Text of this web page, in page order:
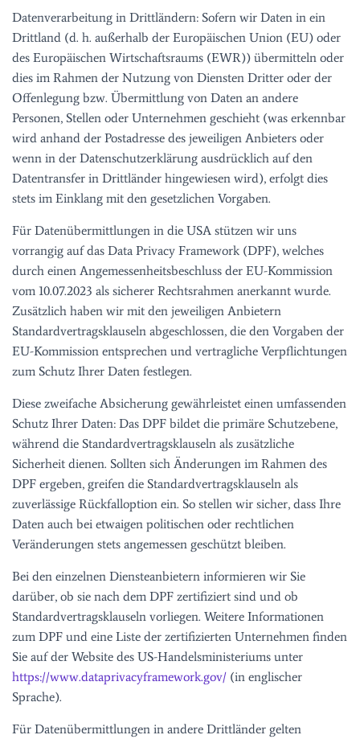
Datenverarbeitung in Drittländern: Sofern wir Daten in ein
Drittland (d. h. außerhalb der Europäischen Union (EU) oder
des Europäischen Wirtschaftsraums (EWR)) übermitteln oder
dies im Rahmen der Nutzung von Diensten Dritter oder der
Offenlegung bzw. Übermittlung von Daten an andere
Personen, Stellen oder Unternehmen geschieht (was erkennbar
wird anhand der Postadresse des jeweiligen Anbieters oder
wenn in der Datenschutzerklärung ausdrücklich auf den
Datentransfer in Drittländer hingewiesen wird), erfolgt dies
stets im Einklang mit den gesetzlichen Vorgaben.
Für Datenübermittlungen in die USA stützen wir uns
vorrangig auf das Data Privacy Framework (DPF), welches
durch einen Angemessenheitsbeschluss der EU-Kommission
vom 10.07.2023 als sicherer Rechtsrahmen anerkannt wurde.
Zusätzlich haben wir mit den jeweiligen Anbietern
Standardvertragsklauseln abgeschlossen, die den Vorgaben der
EU-Kommission entsprechen und vertragliche Verpflichtungen
zum Schutz Ihrer Daten festlegen.
Diese zweifache Absicherung gewährleistet einen umfassenden
Schutz Ihrer Daten: Das DPF bildet die primäre Schutzebene,
während die Standardvertragsklauseln als zusätzliche
Sicherheit dienen. Sollten sich Änderungen im Rahmen des
DPF ergeben, greifen die Standardvertragsklauseln als
zuverlässige Rückfalloption ein. So stellen wir sicher, dass Ihre
Daten auch bei etwaigen politischen oder rechtlichen
Veränderungen stets angemessen geschützt bleiben.
Bei den einzelnen Diensteanbietern informieren wir Sie
darüber, ob sie nach dem DPF zertifiziert sind und ob
Standardvertragsklauseln vorliegen. Weitere Informationen
zum DPF und eine Liste der zertifizierten Unternehmen finden
Sie auf der Website des US-Handelsministeriums unter
https://www.dataprivacyframework.gov/ (in englischer
Sprache).
Für Datenübermittlungen in andere Drittländer gelten